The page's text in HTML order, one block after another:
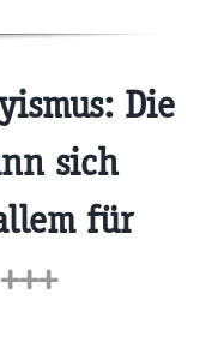
Die
sich
für
+++